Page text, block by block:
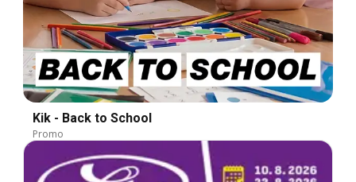
Kik - Back to School
Promo